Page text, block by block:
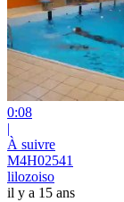
0:08
|
À suivre
M4H02541
lilozoiso
il y a 15 ans